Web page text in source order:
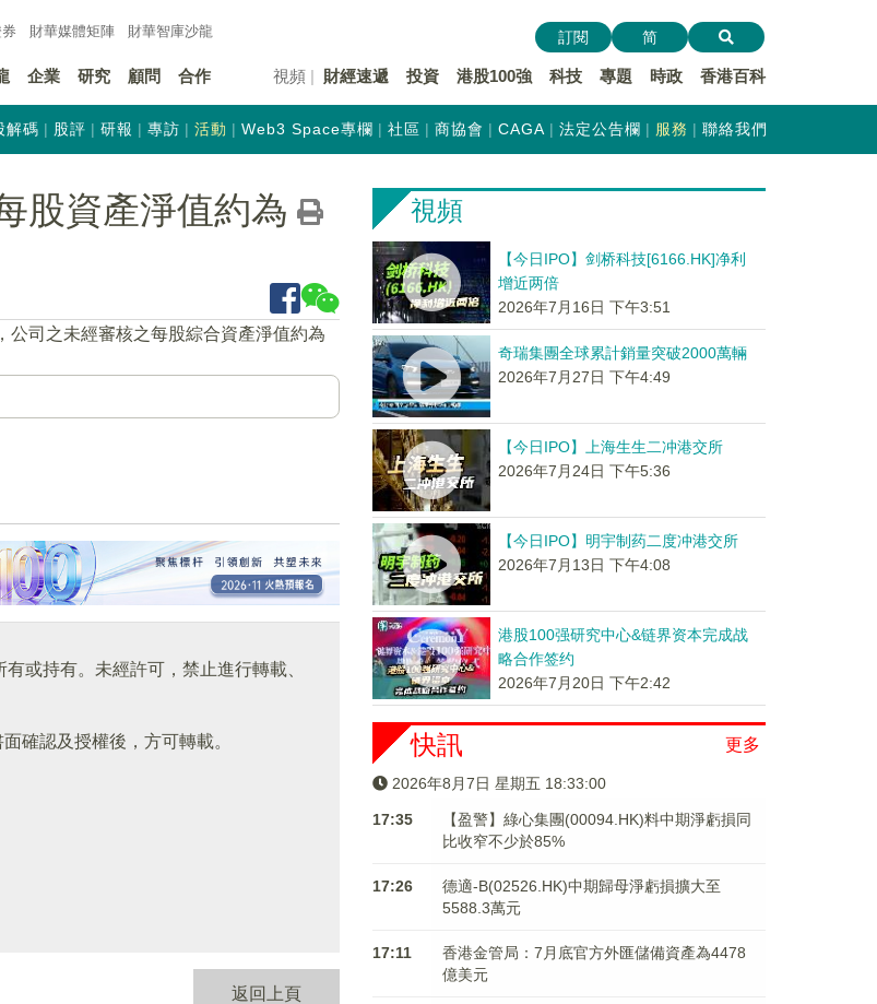
財華媒體矩陣 財華智庫沙龍
企業 研究 顧問 合作 視頻 財經速遞 投資 港股100強 科技 專題 時政 香港百科
訂閱 简
解碼 股評 研報 專訪 活動 Web3 Space專欄 社區 商協會 CAGA 法定公告欄 服務 聯絡我們
股資產淨值約為
公司之未經審核之每股綜合資產淨值約為
或持有。未經許可，禁止進行轉載、
面確認及授權後，方可轉載。
返回上頁
視頻
【今日IPO】剑桥科技[6166.HK]净利
增近两倍
2026年7月16日 下午3:51
奇瑞集團全球累計銷量突破2000萬輛
2026年7月27日 下午4:49
【今日IPO】上海生生二冲港交所
2026年7月24日 下午5:36
【今日IPO】明宇制药二度冲港交所
2026年7月13日 下午4:08
港股100强研究中心&链界资本完成战
略合作签约
2026年7月20日 下午2:42
更多
快訊
2026年8月7日 星期五 18:33:00
17:35
【盈警】綠心集團(00094.HK)料中期淨虧損同
比收窄不少於85%
17:26
德適-B(02526.HK)中期歸母淨虧損擴大至
5588.3萬元
17:11
香港金管局：7月底官方外匯儲備資產為4478
億美元